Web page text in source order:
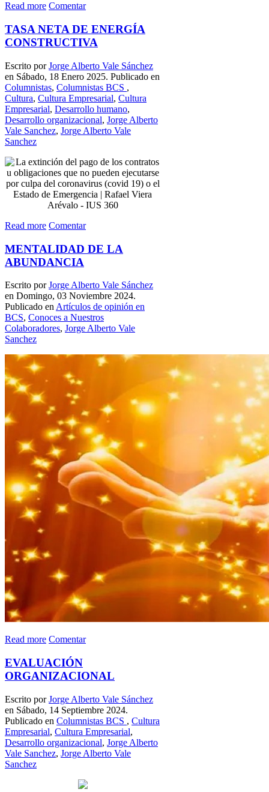
Read more Comentar
TASA NETA DE ENERGÍA
CONSTRUCTIVA
Escrito porJorge Alberto Vale Sánchez
en Sábado, 18 Enero 2025. Publicado en
Columnistas, Columnistas BCS ,
Cultura, Cultura Empresarial, Cultura
Empresarial, Desarrollo humano,
Desarrollo organizacional, Jorge Alberto
Vale Sanchez, Jorge Alberto Vale
Sanchez
Read more Comentar
MENTALIDAD DE LA
ABUNDANCIA
Escrito porJorge Alberto Vale Sánchez
en Domingo, 03 Noviembre 2024.
Publicado en Artículos de opinión en
BCS, Conoces a Nuestros
Colaboradores, Jorge Alberto Vale
Sanchez
Read more Comentar
EVALUACIÓN
ORGANIZACIONAL
Escrito porJorge Alberto Vale Sánchez
en Sábado, 14 Septiembre 2024.
Publicado en Columnistas BCS , Cultura
Empresarial, Cultura Empresarial,
Desarrollo organizacional, Jorge Alberto
Vale Sanchez, Jorge Alberto Vale
Sanchez